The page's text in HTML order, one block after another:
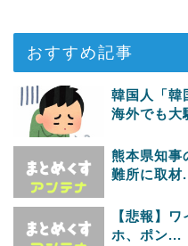
おすすめ記事
韓国人「韓
海外でも大
熊本県知事
難所に取材
【悲報】
ホ、ポン...